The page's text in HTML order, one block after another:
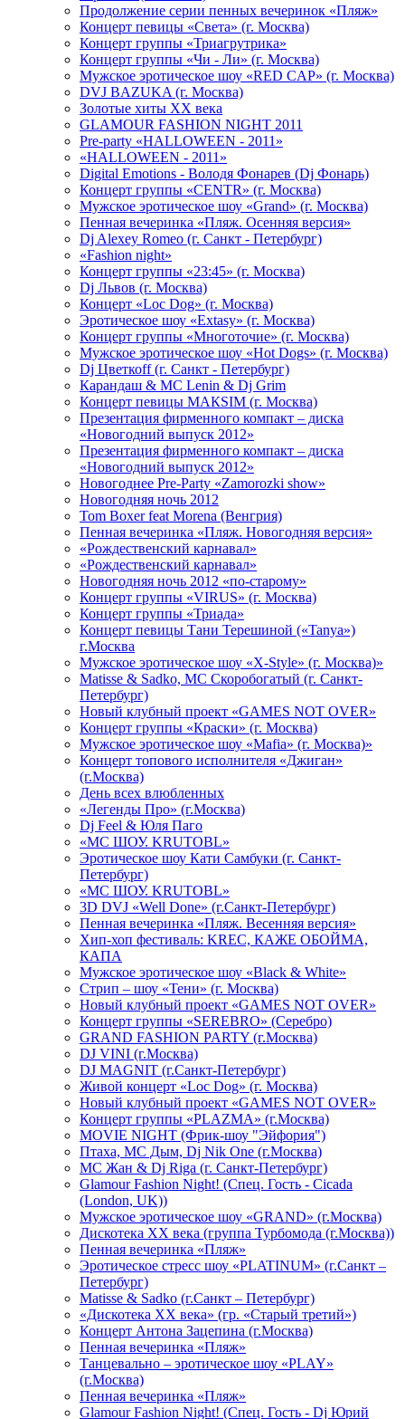
Продолжение серии пенных вечеринок «Пляж»
Концерт певицы «Света» (г. Москва)
Концерт группы «Триагрутрика»
Концерт группы «Чи - Ли» (г. Москва)
Мужское эротическое шоу «RED CAP» (г. Москва)
DVJ BAZUKA (г. Москва)
Золотые хиты XX века
GLAMOUR FASHION NIGHT 2011
Pre-party «HALLOWEEN - 2011»
«HALLOWEEN - 2011»
Digital Emotions - Володя Фонарев (Dj Фонарь)
Концерт группы «CENTR» (г. Москва)
Мужское эротическое шоу «Grand» (г. Москва)
Пенная вечеринка «Пляж. Осенняя версия»
Dj Alexey Romeo (г. Санкт - Петербург)
«Fashion night»
Концерт группы «23:45» (г. Москва)
Dj Львов (г. Москва)
Концерт «Loc Dog» (г. Москва)
Эротическое шоу «Extasy» (г. Москва)
Концерт группы «Многоточие» (г. Москва)
Мужское эротическое шоу «Hot Dogs» (г. Москва)
Dj Цветкоff (г. Санкт - Петербург)
Карандаш & МС Lenin & Dj Grim
Концерт певицы МАКSIМ (г. Москва)
Презентация фирменного компакт – диска
«Новогодний выпуск 2012»
Презентация фирменного компакт – диска
«Новогодний выпуск 2012»
Новогоднее Pre-Party «Zamorozki show»
Новогодняя ночь 2012
Tom Boxer feat Morena (Венгрия)
Пенная вечеринка «Пляж. Новогодняя версия»
«Рождественский карнавал»
«Рождественский карнавал»
Новогодняя ночь 2012 «по-старому»
Концерт группы «VIRUS» (г. Москва)
Концерт группы «Триада»
Концерт певицы Тани Терешиной («Tanya»)
г.Москва
Мужское эротическое шоу «X-Style» (г. Москва)»
Matissе & Sadko, MC Скоробогатый (г. Санкт-
Петербург)
Новый клубный проект «GAMES NOT OVER»
Концерт группы «Краски» (г. Москва)
Мужское эротическое шоу «Mafia» (г. Москва)»
Концерт топового исполнителя «Джиган»
(г.Москва)
День всех влюбленных
«Легенды Про» (г.Москва)
Dj Feel & Юля Паго
«МС ШОУ. KRUTOBL»
Эротическое шоу Кати Самбуки (г. Санкт-
Петербург)
«МС ШОУ. KRUTOBL»
3D DVJ «Well Done» (г.Санкт-Петербург)
Пенная вечеринка «Пляж. Весенняя версия»
Хип-хоп фестиваль: KREC, КАЖЕ ОБОЙМА,
КАПА
Мужское эротическое шоу «Black & White»
Стрип – шоу «Тени» (г. Москва)
Новый клубный проект «GAMES NOT OVER»
Концерт группы «SEREBRO» (Серебро)
GRAND FASHION PARTY (г.Москва)
DJ VINI (г.Москва)
DJ MAGNIT (г.Санкт-Петербург)
Живой концерт «Loc Dog» (г. Москва)
Новый клубный проект «GAMES NOT OVER»
Концерт группы «PLAZMA» (г.Москва)
MOVIE NIGHT (Фрик-шоу "Эйфория")
Птаха, МС Дым, Dj Nik One (г.Москва)
МС Жан & Dj Riga (г. Санкт-Петербург)
Glamour Fashion Night! (Спец. Гость - Cicada
(London, UK))
Мужское эротическое шоу «GRAND» (г.Москва)
Дискотека XX века (группа Турбомода (г.Москва))
Пенная вечеринка «Пляж»
Эротическое стресс шоу «PLATINUM» (г.Санкт –
Петербург)
Matisse & Sadko (г.Санкт – Петербург)
«Дискотека ХХ века» (гр. «Старый третий»)
Концерт Антона Зацепина (г.Москва)
Пенная вечеринка «Пляж»
Танцевально – эротическое шоу «PLAY»
(г.Москва)
Пенная вечеринка «Пляж»
Glamour Fashion Night! (Спец. Гость - Dj Юрий